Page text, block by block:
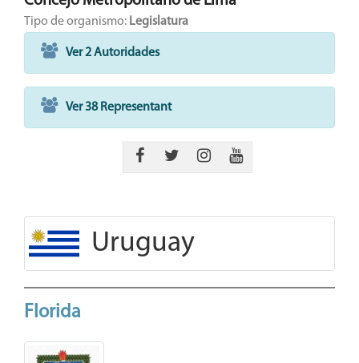
Tipo de organismo: Legislatura
Ver 2 Autoridades
Ver 38 Representant
Uruguay
Florida